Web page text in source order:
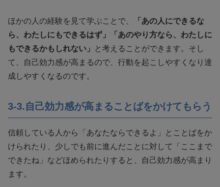
ほかの人の経験を見て学ぶことで、
「あの人にできるな
ら、わたしにもできるはず」「あのやり方なら、わたしに
もできるかもしれない」
と考えることができます。そし
て、自己効力感が高まるので、行動を起こしやすくなり達
成しやすくなるのです。
3-3.自己効力感が高まることばをかけてもらう
信頼している人から「あなたならできるよ」とことばをか
けられたり、少しでも前に進んだことに対して「ここまで
できたね」などほめられたりすると、自己効力感が高まり
ます。